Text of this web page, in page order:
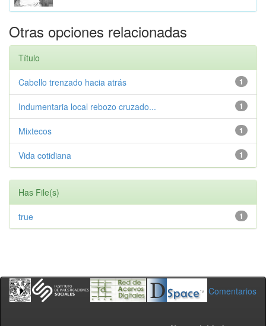
Otras opciones relacionadas
Título
1
Cabello trenzado hacia atrás
1
Indumentaria local rebozo cruzado...
1
Mixtecos
1
Vida cotidiana
Has File(s)
1
true
Comentarios